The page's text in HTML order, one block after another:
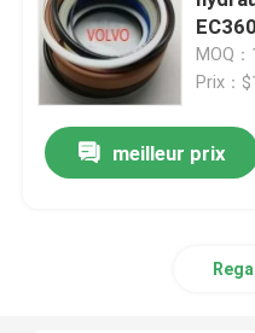
CAT Spare Parts
Pièces détachées de
MOQ：1
Prix：
meilleur prix